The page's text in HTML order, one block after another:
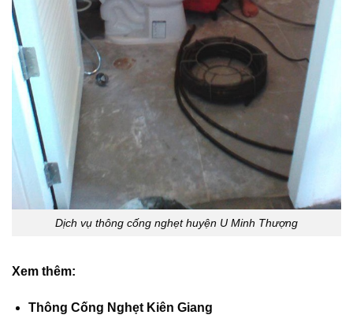
Dịch vụ thông cống nghẹt huyện U Minh Thượng
Xem thêm:
Thông Cống Nghẹt Kiên Giang